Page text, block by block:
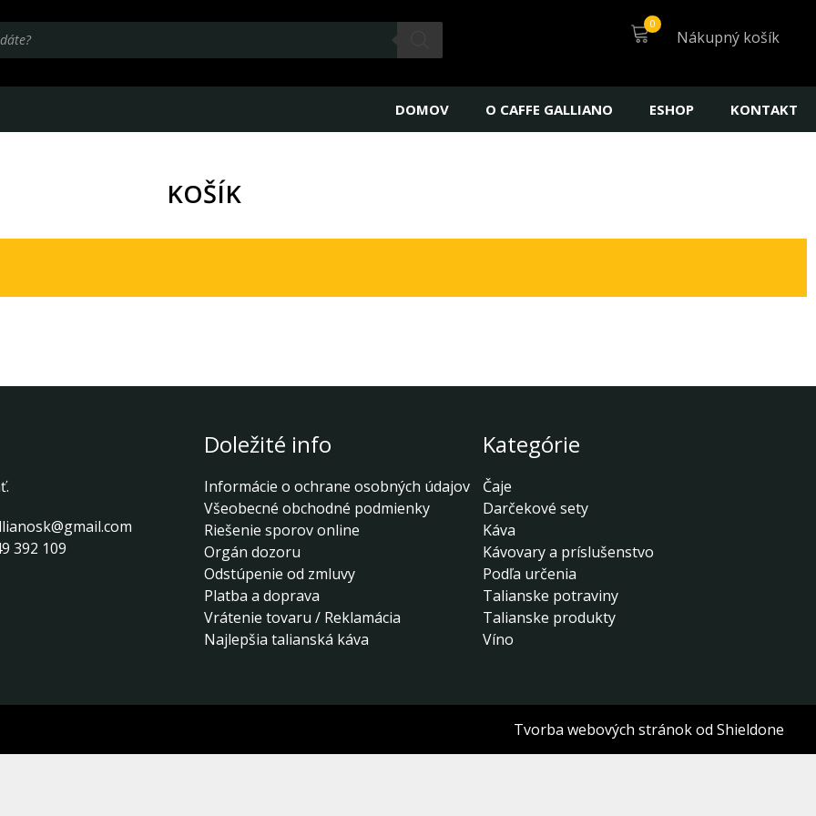
Nákupný košík
DOMOV O CAFFE GALLIANO ESHOP KONTAKT
KOŠÍK
392 109
Doležité info
Informácie o ochrane osobných údajov
Všeobecné obchodné podmienky
Riešenie sporov online
Orgán dozoru
Odstúpenie od zmluvy
Platba a doprava
Vrátenie tovaru / Reklamácia
Najlepšia talianská káva
Kategórie
Čaje
Darčekové sety
Káva
Kávovary a príslušenstvo
Podľa určenia
Talianske potraviny
Talianske produkty
Víno
Tvorba webových stránokod Shieldone